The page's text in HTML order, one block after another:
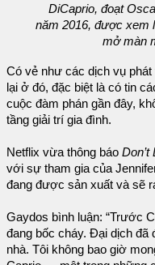
DiCaprio, đoạt
năm 2016, được xem
mở màn
Có vẻ như các dịch vụ
lại ở đó, đặc biệt là có tin
cuộc đàm phán gần đây,
tầng giải trí gia đình.
Netflix vừa thông báo Don’t
với sự tham gia của
đang được sản xuất và sẽ
Gaydos bình luận: “Trước
đang bốc cháy. Đại dịch đã
nhà. Tôi không bao giờ